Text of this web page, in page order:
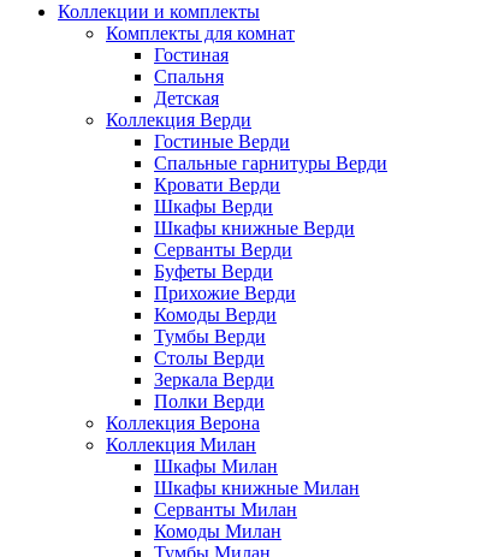
Коллекции и комплекты
Комплекты для комнат
Гостиная
Спальня
Детская
Коллекция Верди
Гостиные Верди
Спальные гарнитуры Верди
Кровати Верди
Шкафы Верди
Шкафы книжные Верди
Серванты Верди
Буфеты Верди
Прихожие Верди
Комоды Верди
Тумбы Верди
Столы Верди
Зеркала Верди
Полки Верди
Коллекция Верона
Коллекция Милан
Шкафы Милан
Шкафы книжные Милан
Серванты Милан
Комоды Милан
Тумбы Милан